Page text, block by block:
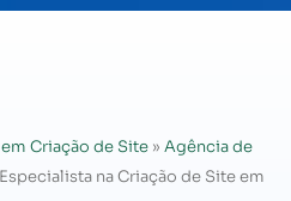
Criação de Site » Agência de
na Criação de Site em